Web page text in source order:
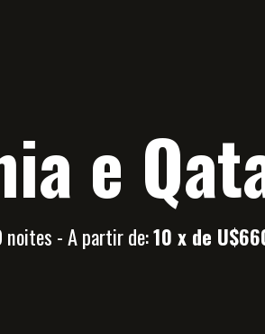
e
noites - A partir de:10 x de